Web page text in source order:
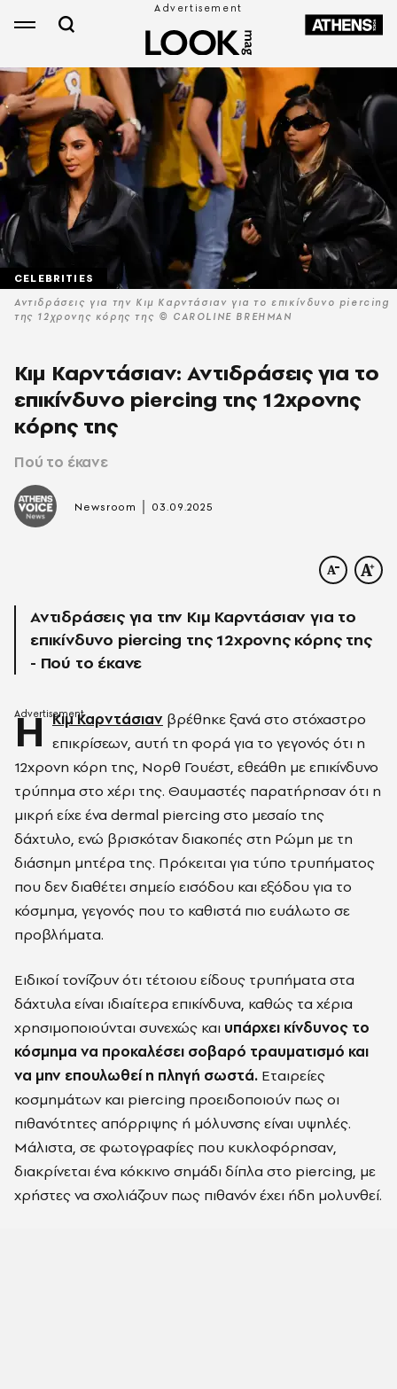
Αντιδράσεις για την Κιμ Καρντάσιαν για το επικίνδυνο piercing
της 12χρονης κόρης της © CAROLINE BREHMAN
CELEBRITIES
Κιμ Καρντάσιαν: Αντιδράσεις για το
επικίνδυνο piercing της 12χρονης
κόρης της
Πού το έκανε
Newsroom 03.09.2025
Αντιδράσεις για την Κιμ Καρντάσιαν για το
επικίνδυνο piercing της 12χρονης κόρης της
- Πού το έκανε
Η Κιμ Καρντάσιαν βρέθηκε ξανά στο στόχαστρο
επικρίσεων, αυτή τη φορά για το γεγονός ότι η
12χρονη κόρη της, Νορθ Γουέστ, εθεάθη με επικίνδυνο
τρύπημα στο χέρι της. Θαυμαστές παρατήρησαν ότι η
μικρή είχε ένα dermal piercing στο μεσαίο της
δάχτυλο, ενώ βρισκόταν διακοπές στη Ρώμη με τη
διάσημη μητέρα της. Πρόκειται για τύπο τρυπήματος
που δεν διαθέτει σημείο εισόδου και εξόδου για το
κόσμημα, γεγονός που το καθιστά πιο ευάλωτο σε
προβλήματα.
Ειδικοί τονίζουν ότι τέτοιου είδους τρυπήματα στα
δάχτυλα είναι ιδιαίτερα επικίνδυνα, καθώς τα χέρια
χρησιμοποιούνται συνεχώς και υπάρχει κίνδυνος το
κόσμημα να προκαλέσει σοβαρό τραυματισμό και
να μην επουλωθεί η πληγή σωστά. Εταιρείες
κοσμημάτων και piercing προειδοποιούν πως οι
πιθανότητες απόρριψης ή μόλυνσης είναι υψηλές.
Μάλιστα, σε φωτογραφίες που κυκλοφόρησαν,
διακρίνεται ένα κόκκινο σημάδι δίπλα στο piercing, με
χρήστες να σχολιάζουν πως πιθανόν έχει ήδη μολυνθεί.